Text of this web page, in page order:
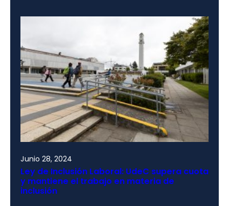
Junio 28, 2024
Ley de Inclusión Laboral: UdeC supera cuota
y mantiene el trabajo en materia de
inclusión